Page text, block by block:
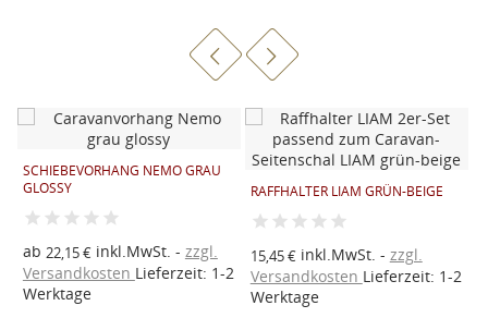
SCHIEBEVORHANG NEMO GRAU
GLOSSY
ab 22,15 €inkl.MwSt.
zzgl.
Versandkosten Lieferzeit: 1-2
Werktage
RAFFHALTER LIAM GRÜN-BEIGE
15,45 €inkl.MwSt.
zzgl.
Versandkosten Lieferzeit: 1-2
Werktage